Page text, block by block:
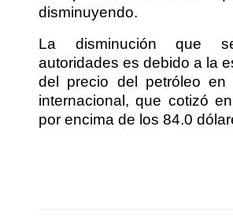
disminuyendo.
La disminución que
autoridades es debido a la
del precio del petróleo en
internacional, que cotizó
por encima de los 84.0